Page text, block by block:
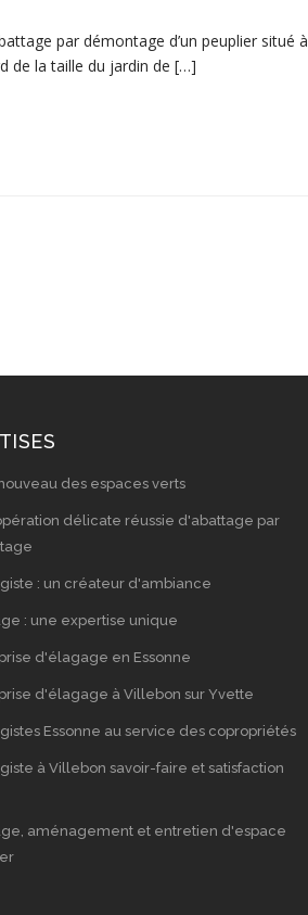
par démontage d’un peuplier situé à
de la taille du jardin de […]
des espaces verts
délicate réussie d'abattage par
: un créateur d'ambiance
: une expertise unique
d'élagage en Essonne
d'élagage à Villebon sur Yvette
Essonne au service des copropriétés
à Villebon savoir-faire et satisfaction
aménagement et entretien d'espace